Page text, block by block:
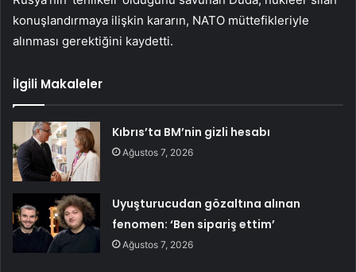
konuşlandırmaya ilişkin kararın, NATO müttefikleriyle
alınması gerektiğini kaydetti.
İlgili Makaleler
Kıbrıs’ta BM’nin gizli hesabı
Ağustos 7, 2026
Uyuşturucudan gözaltına alınan
fenomen: ‘Ben sipariş ettim’
Ağustos 7, 2026